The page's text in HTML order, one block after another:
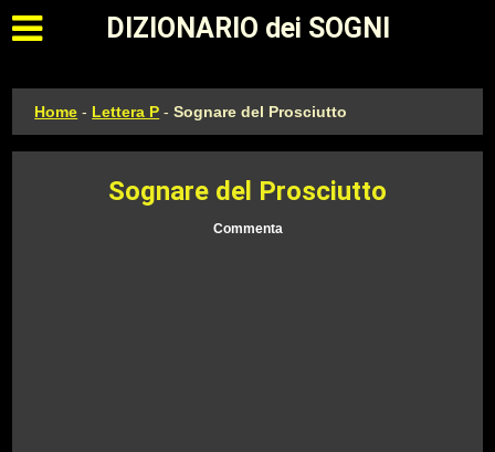
Apri il menu principale
DIZIONARIO dei SOGNI
Home - Lettera P -Sognare del Prosciutto
Sognare del Prosciutto
Commenta